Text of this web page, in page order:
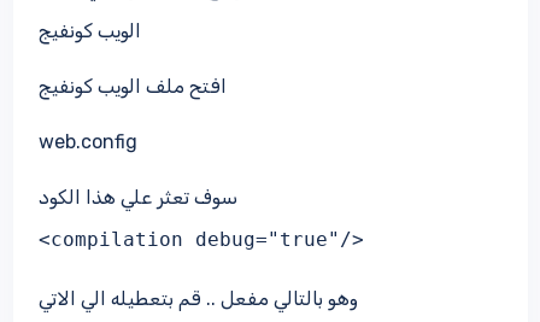
الويب كونفيج
افتح ملف الويب كونفيج
web.config
سوف تعثر علي هذا الكود
<compilation debug="true"/>
وهو بالتالي مفعل .. قم بتعطيله الي الاتي